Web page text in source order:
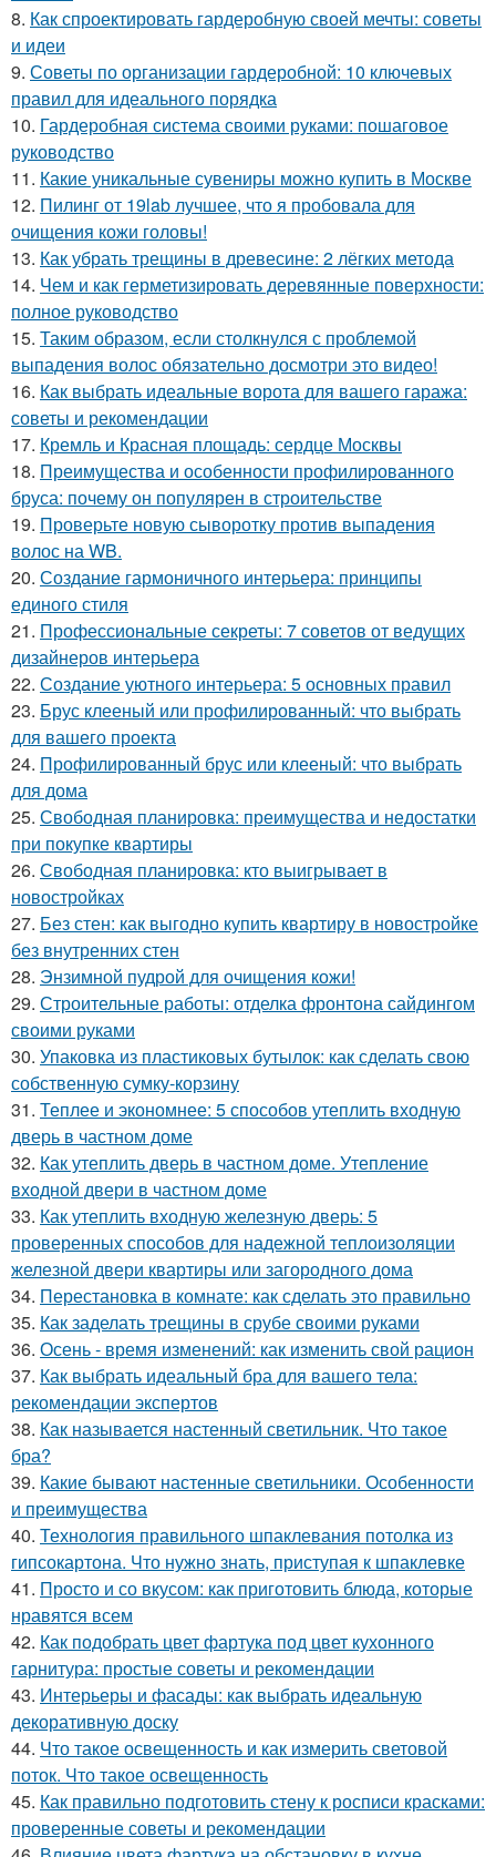
8. Как спроектировать гардеробную своей мечты: советы
и идеи
9. Советы по организации гардеробной: 10 ключевых
правил для идеального порядка
10. Гардеробная система своими руками: пошаговое
руководство
11. Какие уникальные сувениры можно купить в Москве
12. Пилинг от 19lab лучшее, что я пробовала для
очищения кожи головы!
13. Как убрать трещины в древесине: 2 лёгких метода
14. Чем и как герметизировать деревянные поверхности:
полное руководство
15. Таким образом, если столкнулся с проблемой
выпадения волос обязательно досмотри это видео!
16. Как выбрать идеальные ворота для вашего гаража:
советы и рекомендации
17. Кремль и Красная площадь: сердце Москвы
18. Преимущества и особенности профилированного
бруса: почему он популярен в строительстве
19. Проверьте новую сыворотку против выпадения
волос на WB.
20. Создание гармоничного интерьера: принципы
единого стиля
21. Профессиональные секреты: 7 советов от ведущих
дизайнеров интерьера
22. Создание уютного интерьера: 5 основных правил
23. Брус клееный или профилированный: что выбрать
для вашего проекта
24. Профилированный брус или клееный: что выбрать
для дома
25. Свободная планировка: преимущества и недостатки
при покупке квартиры
26. Свободная планировка: кто выигрывает в
новостройках
27. Без стен: как выгодно купить квартиру в новостройке
без внутренних стен
28. Энзимной пудрой для очищения кожи!
29. Строительные работы: отделка фронтона сайдингом
своими руками
30. Упаковка из пластиковых бутылок: как сделать свою
собственную сумку-корзину
31. Теплее и экономнее: 5 способов утеплить входную
дверь в частном доме
32. Как утеплить дверь в частном доме. Утепление
входной двери в частном доме
33. Как утеплить входную железную дверь: 5
проверенных способов для надежной теплоизоляции
железной двери квартиры или загородного дома
34. Перестановка в комнате: как сделать это правильно
35. Как заделать трещины в срубе своими руками
36. Осень - время изменений: как изменить свой рацион
37. Как выбрать идеальный бра для вашего тела:
рекомендации экспертов
38. Как называется настенный светильник. Что такое
бра?
39. Какие бывают настенные светильники. Особенности
и преимущества
40. Технология правильного шпаклевания потолка из
гипсокартона. Что нужно знать, приступая к шпаклевке
41. Просто и со вкусом: как приготовить блюда, которые
нравятся всем
42. Как подобрать цвет фартука под цвет кухонного
гарнитура: простые советы и рекомендации
43. Интерьеры и фасады: как выбрать идеальную
декоративную доску
44. Что такое освещенность и как измерить световой
поток. Что такое освещенность
45. Как правильно подготовить стену к росписи красками:
проверенные советы и рекомендации